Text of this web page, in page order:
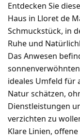
Entdecken Sie
Haus in Lloret de
Schmuckstück, in
Ruhe und
Das Anwesen
ideales Umfeld für
Natur schätzen,
Dienstleistungen
verzichten zu
Klare Linien,